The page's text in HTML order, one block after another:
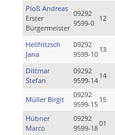
Ploß Andreas
Erster
Bürgermeister
09292
9599-0
12
Hellfritzsch
Jana
09292
9599-10
13
Dittmar
Stefan
09292
9599-14
14
Müller Birgit
09292
9599-15
15
Hübner
Marco
09292
9599-18
01